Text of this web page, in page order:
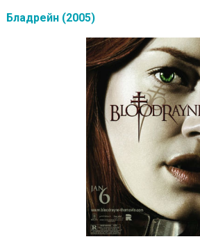
Бладрейн (2005)